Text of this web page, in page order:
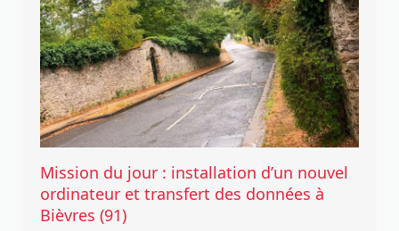
Mission du jour : installation d’un nouvel
ordinateur et transfert des données à
Bièvres (91)